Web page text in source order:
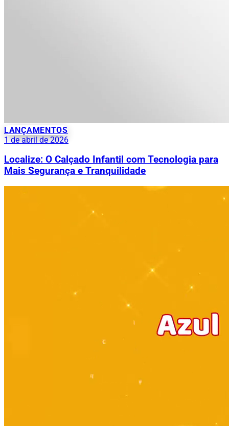
LANÇAMENTOS
1 de abril de 2026
Localize: O Calçado Infantil com Tecnologia para
Mais Segurança e Tranquilidade